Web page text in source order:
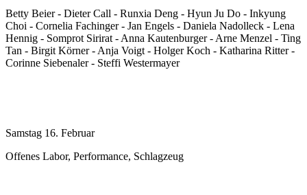
Betty Beier - Dieter Call - Runxia Deng - Hyun Ju Do - Inkyung
Choi - Cornelia Fachinger - Jan Engels - Daniela Nadolleck - Lena
Hennig - Somprot Sirirat - Anna Kautenburger - Arne Menzel - Ting
Tan - Birgit Körner - Anja Voigt - Holger Koch - Katharina Ritter -
Corinne Siebenaler - Steffi Westermayer
Samstag 16. Februar
Offenes Labor, Performance, Schlagzeug